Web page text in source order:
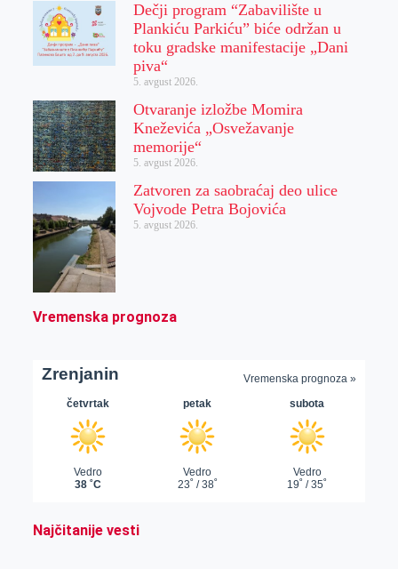
Dečji program “Zabavilište u
Plankiću Parkiću” biće održan u
toku gradske manifestacije „Dani
piva“
5. avgust 2026.
Otvaranje izložbe Momira
Kneževića „Osvežavanje
memorije“
5. avgust 2026.
Zatvoren za saobraćaj deo ulice
Vojvode Petra Bojovića
5. avgust 2026.
Vremenska prognoza
Najčitanije vesti